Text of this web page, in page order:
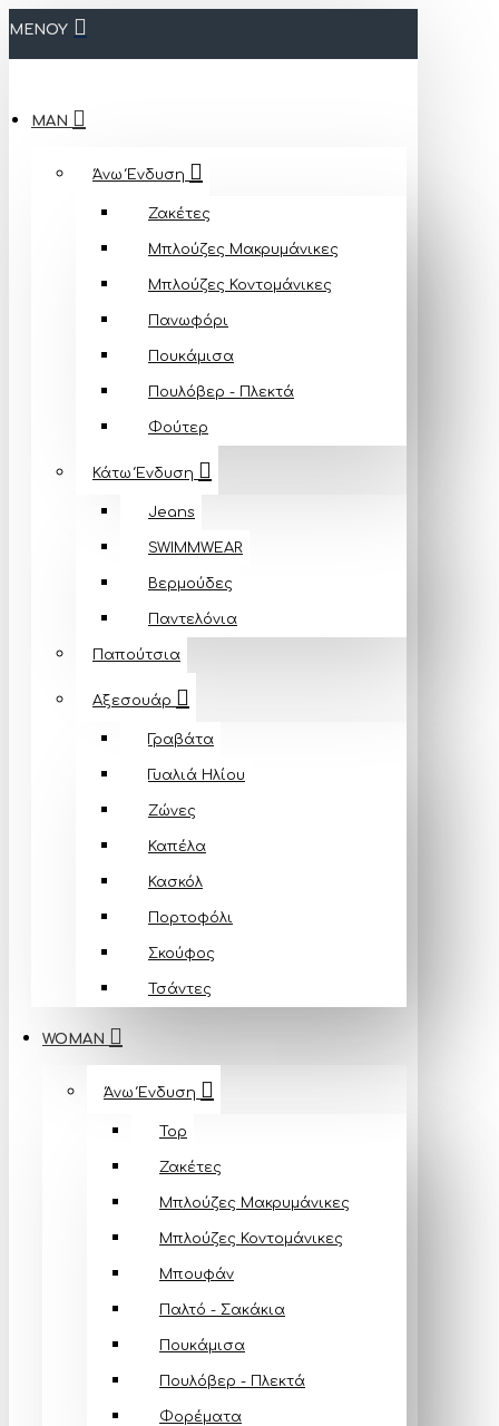
ΜΕΝΟΥ
MAN
Άνω Ένδυση
Ζακέτες
Μπλούζες Mακρυμάνικες
Μπλούζες Κοντομάνικες
Πανωφόρι
Πουκάμισα
Πουλόβερ - Πλεκτά
Φούτερ
Κάτω Ένδυση
Jeans
SWIMMWEAR
Βερμούδες
Παντελόνια
Παπούτσια
Αξεσουάρ
Γραβάτα
Γυαλιά Ηλίου
Ζώνες
Καπέλα
Κασκόλ
Πορτοφόλι
Σκούφος
Τσάντες
WOMAN
Άνω Ένδυση
Top
Ζακέτες
Μπλούζες Mακρυμάνικες
Μπλούζες Κοντομάνικες
Μπουφάν
Παλτό - Σακάκια
Πουκάμισα
Πουλόβερ - Πλεκτά
Φορέματα